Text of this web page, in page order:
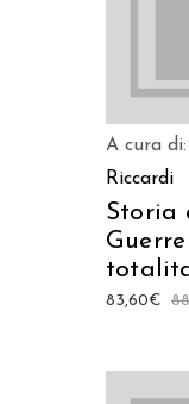
A cura di:
Riccardi
Storia
83,60€